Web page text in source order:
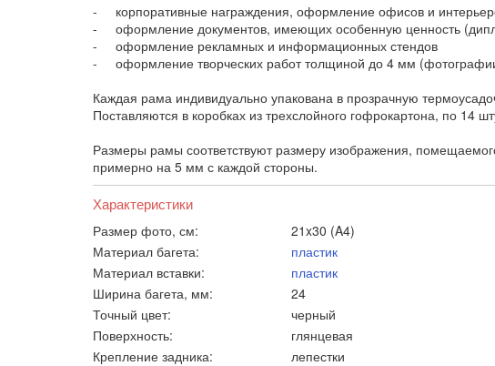
- корпоративные награждения, оформление офисов и
- оформление документов, имеющих особенную ценность
- оформление рекламных и информационных стендов
- оформление творческих работ толщиной до 4 мм
Каждая рама индивидуально упакована в прозрачную
Поставляются в коробках из трехслойного гофрокартона, по 14
Размеры рамы соответствуют размеру изображения,
примерно на 5 мм с каждой стороны.
Характеристики
Размер фото, см:
21x30 (A4)
Материал багета:
пластик
Материал вставки:
пластик
Ширина багета, мм:
24
Точный цвет:
черный
Поверхность:
глянцевая
Крепление задника:
лепестки